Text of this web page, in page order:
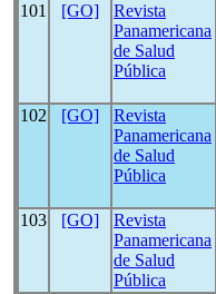
101 [GO]
Revista
Panamericana
de Salud
Pública
102 [GO]
Revista
Panamericana
de Salud
Pública
103 [GO]
Revista
Panamericana
de Salud
Pública